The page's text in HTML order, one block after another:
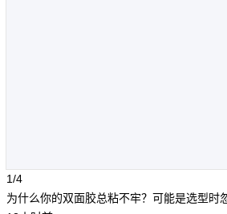
1/4
为什么你的双面胶总粘不牢？可能是选型时